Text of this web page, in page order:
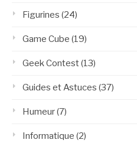
Figurines (24)
Game Cube (19)
Geek Contest(13)
Guides et Astuces (37)
Humeur(7)
Informatique (2)